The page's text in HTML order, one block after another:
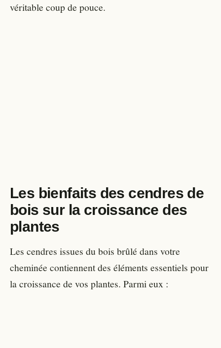
véritable coup de pouce.
Les bienfaits des cendres de
bois sur la croissance des
plantes
Les cendres issues du bois brûlé dans votre
cheminée contiennent des éléments essentiels pour
la croissance de vos plantes. Parmi eux :